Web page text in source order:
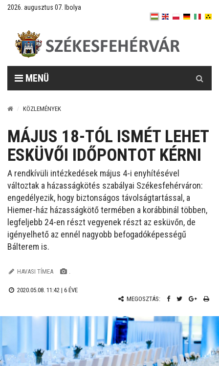
2026. augusztus 07. Ibolya
MENÜ
KÖZLEMÉNYEK
MÁJUS 18-TÓL ISMÉT LEHET
ESKÜVŐI IDŐPONTOT KÉRNI
A rendkívüli intézkedések május 4-i enyhítésével
változtak a házasságkötés szabályai Székesfehérváron:
engedélyezik, hogy biztonságos távolságtartással, a
Hiemer-ház házasságkötő termében a korábbinál többen,
legfeljebb 24-en részt vegyenek részt az esküvőn, de
igényelhető az ennél nagyobb befogadóképességű
Bálterem is.
HAVASI TÍMEA .
2020.05.08. 11:42 | 6 ÉVE
MEGOSZTÁS: